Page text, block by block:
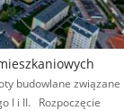
budowlane związane
I i II. Rozpoczęcie